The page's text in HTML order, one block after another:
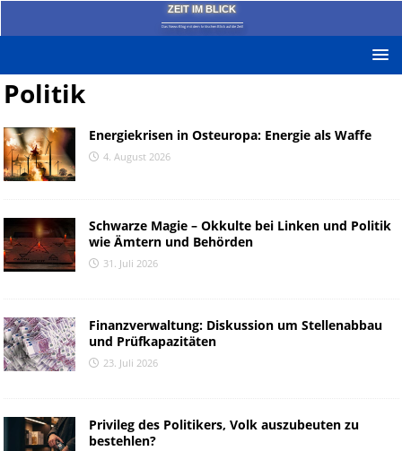
ZEIT IM BLICK
Das News-Blog mit dem kritischen Blick auf die Zeit!
Politik
Energiekrisen in Osteuropa: Energie als Waffe
4. August 2026
Schwarze Magie – Okkulte bei Linken und Politik
wie Ämtern und Behörden
31. Juli 2026
Finanzverwaltung: Diskussion um Stellenabbau
und Prüfkapazitäten
23. Juli 2026
Privileg des Politikers, Volk auszubeuten zu
bestehlen?